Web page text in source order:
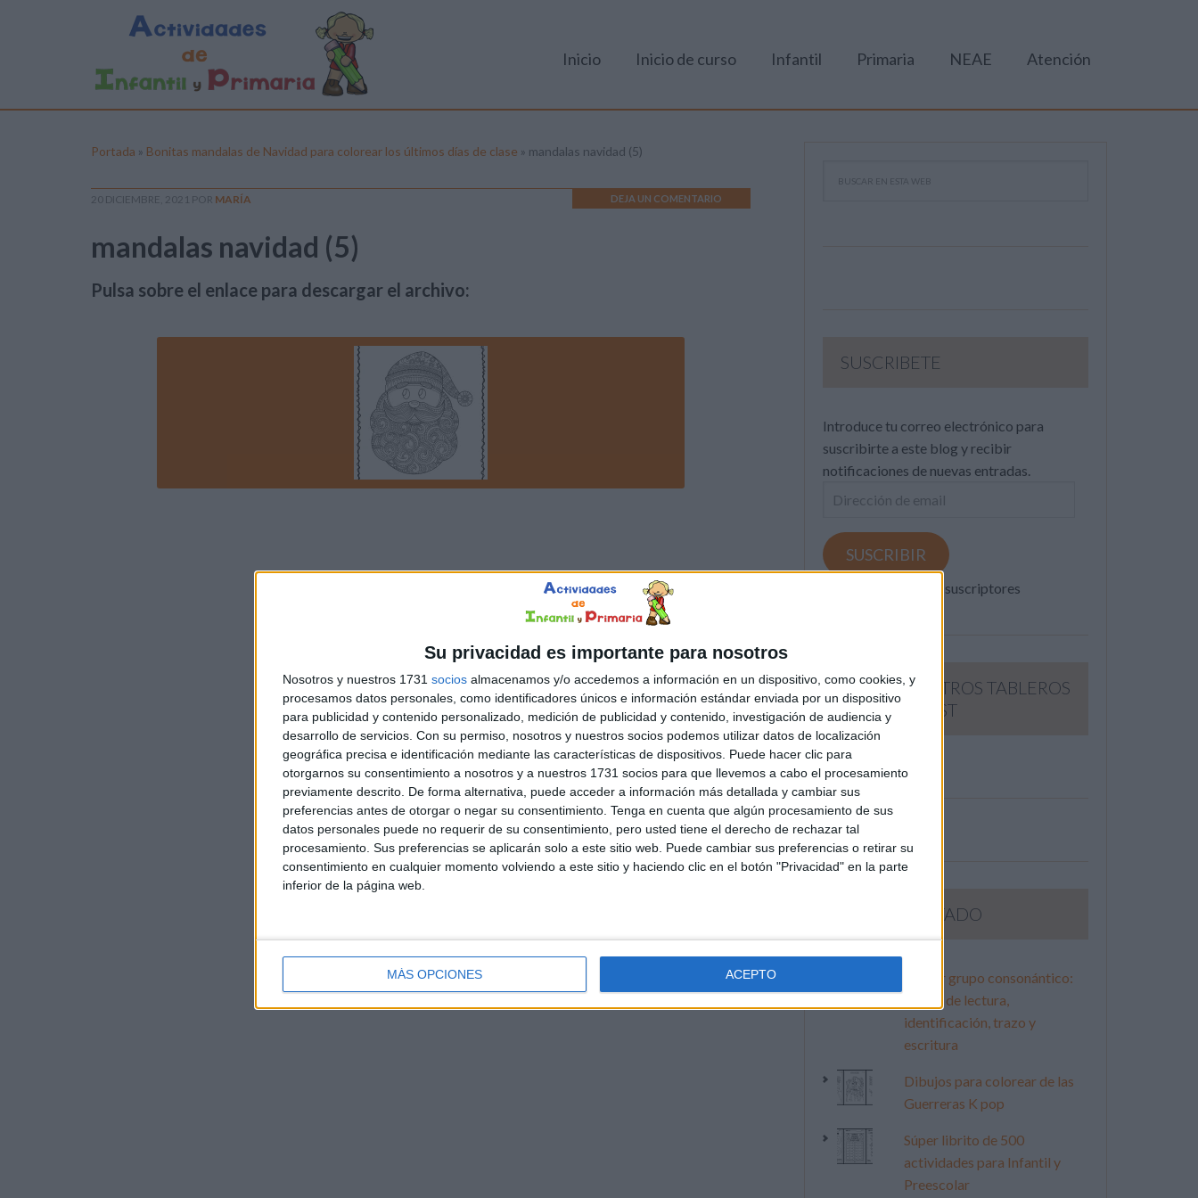
Su privacidad es importante para nosotros
Nosotros y nuestros 1731 socios almacenamos y/o accedemos a información en un dispositivo, como cookies, y
procesamos datos personales, como identificadores únicos e información estándar enviada por un dispositivo
para publicidad y contenido personalizado, medición de publicidad y contenido, investigación de audiencia y
desarrollo de servicios. Con su permiso, nosotros y nuestros socios podemos utilizar datos de localización
geográfica precisa e identificación mediante las características de dispositivos. Puede hacer clic para
otorgarnos su consentimiento a nosotros y a nuestros 1731 socios para que llevemos a cabo el procesamiento
previamente descrito. De forma alternativa, puede acceder a información más detallada y cambiar sus
preferencias antes de otorgar o negar su consentimiento. Tenga en cuenta que algún procesamiento de sus
datos personales puede no requerir de su consentimiento, pero usted tiene el derecho de rechazar tal
procesamiento. Sus preferencias se aplicarán solo a este sitio web. Puede cambiar sus preferencias o retirar su
consentimiento en cualquier momento volviendo a este sitio y haciendo clic en el botón "Privacidad" en la parte
inferior de la página web.
MÁS OPCIONES ACEPTO
Inicio Inicio de curso Infantil Primaria NEAE Atención
Portada » Bonitas mandalas de Navidad para colorear los últimos días de clase » mandalas navidad (5)
20 DICIEMBRE, 2021 POR MARÍA DEJA UN COMENTARIO
mandalas navidad (5)
Pulsa sobre el enlace para descargar el archivo:
SUSCRIBETE
Introduce tu correo electrónico para
suscribirte a este blog y recibir
notificaciones de nuevas entradas.
Dirección
email
SUSCRIBIR
Únete a otros 371K suscriptores
SIGUE NUESTROS TABLEROS
EN PINTEREST
LO MÁS VISITADO
Primer grupo consonántico:
Fichas de lectura,
identificación, trazo y
escritura
Dibujos para colorear de las
Guerreras K pop
Súper librito de 500
actividades para Infantil y
Preescolar